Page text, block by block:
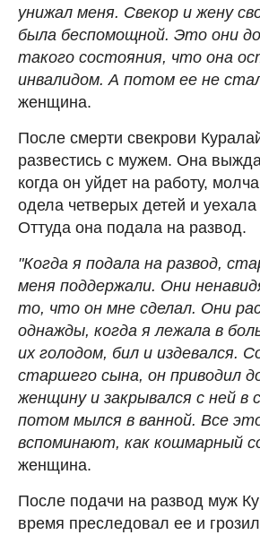
унижал меня. Свекор и жену
была беспомощной. Это они
такого состояния, что она
инвалидом. А потом ее не
женщина.
После смерти свекрови
развестись с мужем. Она
когда он уйдет на работу,
одела четверых детей и уехала
Оттуда она подала на развод.
"Когда я подала на развод,
меня поддержали. Они
то, что он мне сделал. Они
однажды, когда я лежала в
их голодом, бил и издевался.
старшего сына, он приводил
женщину и закрывался с ней в
потом мылся в ванной. Все
вспоминают, как кошмарный
женщина.
После подачи на развод муж
время преследовал ее и